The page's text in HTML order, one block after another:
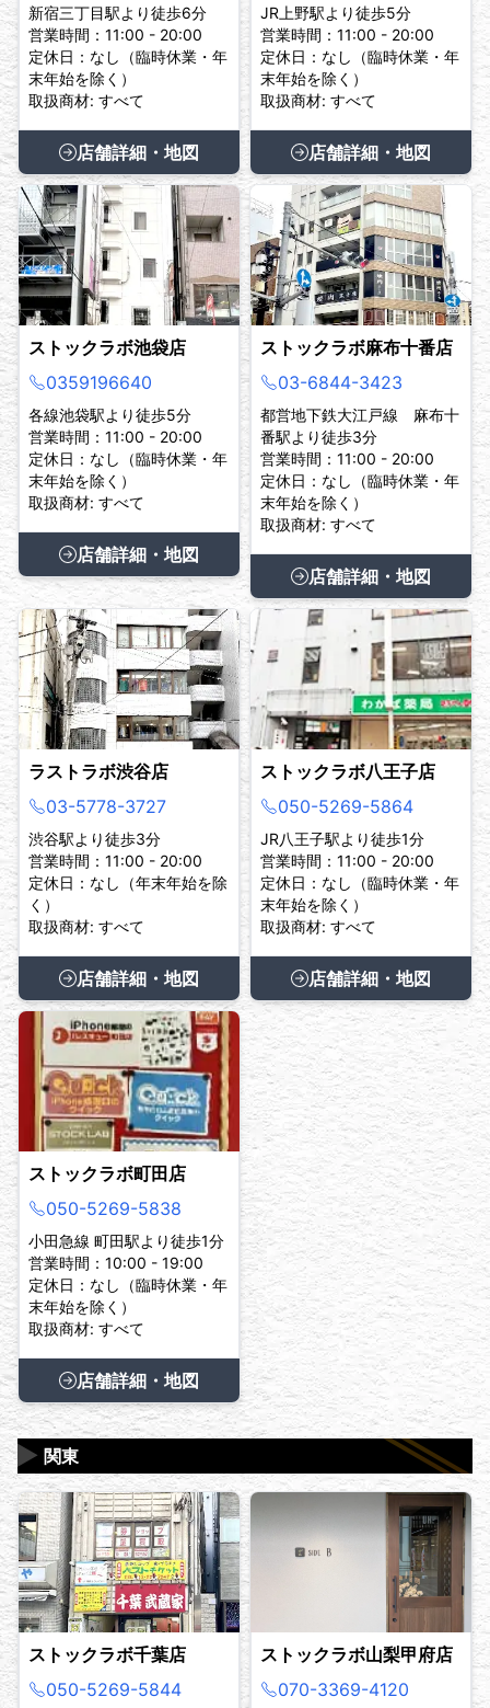
新宿三丁目駅より徒歩6分
営業時間：11:00 - 20:00
定休日：なし（臨時休業・年
末年始を除く）
取扱商材: すべて
店舗詳細・地図
JR上野駅より徒歩5分
営業時間：11:00 - 20:00
定休日：なし（臨時休業・年
末年始を除く）
取扱商材: すべて
店舗詳細・地図
ストックラボ池袋店
0359196640
各線池袋駅より徒歩5分
営業時間：11:00 - 20:00
定休日：なし（臨時休業・年
末年始を除く）
取扱商材: すべて
店舗詳細・地図
ストックラボ麻布十番店
03-6844-3423
都営地下鉄大江戸線 麻布十
番駅より徒歩3分
営業時間：11:00 - 20:00
定休日：なし（臨時休業・年
末年始を除く）
取扱商材: すべて
店舗詳細・地図
ラストラボ渋谷店
03-5778-3727
渋谷駅より徒歩3分
営業時間：11:00 - 20:00
定休日：なし（年末年始を除
く）
取扱商材: すべて
店舗詳細・地図
ストックラボ八王子店
050-5269-5864
JR八王子駅より徒歩1分
営業時間：11:00 - 20:00
定休日：なし（臨時休業・年
末年始を除く）
取扱商材: すべて
店舗詳細・地図
ストックラボ町田店
050-5269-5838
小田急線 町田駅より徒歩1分
営業時間：10:00 - 19:00
定休日：なし（臨時休業・年
末年始を除く）
取扱商材: すべて
店舗詳細・地図
関東
▶
ストックラボ千葉店
050-5269-5844
ストックラボ山梨甲府店
070-3369-4120